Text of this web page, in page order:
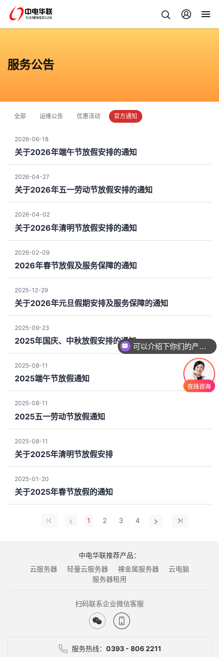
服务公告
全部 运维公告 优惠活动 官方通知
2026-06-18
关于2026年端午节放假安排的通知
2026-04-27
关于2026年五一劳动节放假安排的通知
2026-04-02
关于2026年清明节放假安排的通知
2026-02-09
2026年春节放假及服务保障的通知
2025-12-29
关于2026年元旦假期安排及服务保障的通知
2025-09-23
2025年国庆、中秋放假安排的通知
2025-08-11
2025端午节放假通知
2025-08-11
2025五一劳动节放假通知
2025-08-11
关于2025年清明节放假安排
2025-01-20
关于2025年春节放假的通知
1 2 3 4
中电华联推荐产品：
云服务器
轻量云服务器 裸金属服务器
云电脑
服务器租用
扫码联系企业微信客服
服务热线： 0393 - 806 2211
可以介绍下你们的产品么